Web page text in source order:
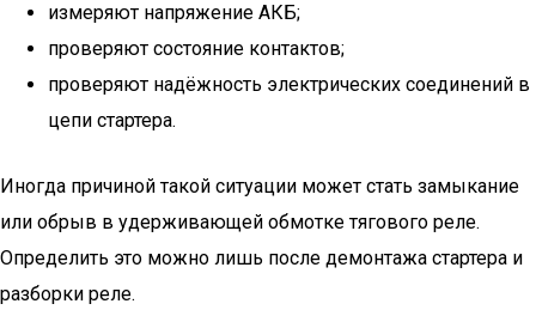
измеряют напряжение АКБ;
проверяют состояние контактов;
проверяют надёжность электрических соединений в
цепи стартера.
Иногда причиной такой ситуации может стать замыкание
или обрыв в удерживающей обмотке тягового реле.
Определить это можно лишь после демонтажа стартера и
разборки реле.